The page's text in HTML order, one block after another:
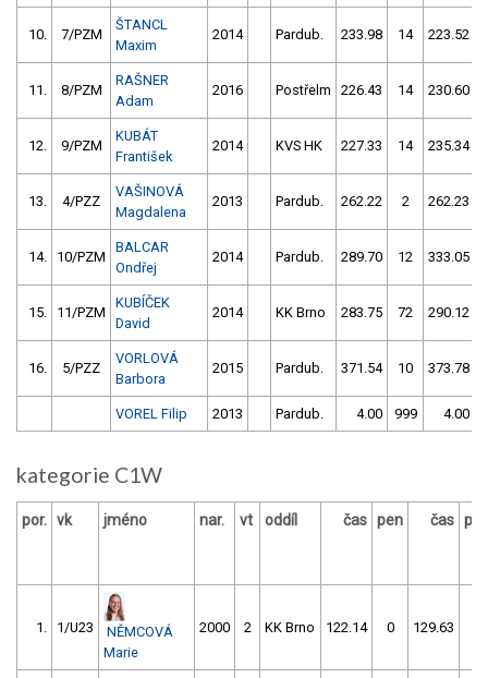
10. 7/PZM
ŠTANCL
Maxim
2014 Pardub. 233.98 14 223.52
11. 8/PZM
RAŠNER
Adam
2016 Postřelm 226.43 14 230.60
12. 9/PZM
KUBÁT
František
2014 KVS HK 227.33 14 235.34
13. 4/PZZ
VAŠINOVÁ
Magdalena
2013 Pardub. 262.22 2 262.23
14. 10/PZM
BALCAR
Ondřej
2014 Pardub. 289.70 12 333.05
15. 11/PZM
KUBÍČEK
David
2014 KK Brno 283.75 72 290.12
16. 5/PZZ
VORLOVÁ
Barbora
2015 Pardub. 371.54 10 373.78
VOREL Filip 2013 Pardub. 4.00 999 4.00
kategorie C1W
por. vk jméno nar. vt oddíl čas pen čas
1. 1/U23
NĚMCOVÁ
Marie
2000 2 KK Brno 122.14 0 129.63